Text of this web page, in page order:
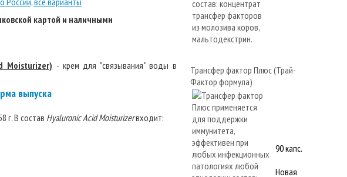
картой и наличными
Moisturizer) - крем для "связывания" воды в
выпуска
г. В состав Hyaluronic Acid Moisturizerвходит:
Трансфер фактор Плюс (Трай-
Фактор формула)
90 капс.
Новая